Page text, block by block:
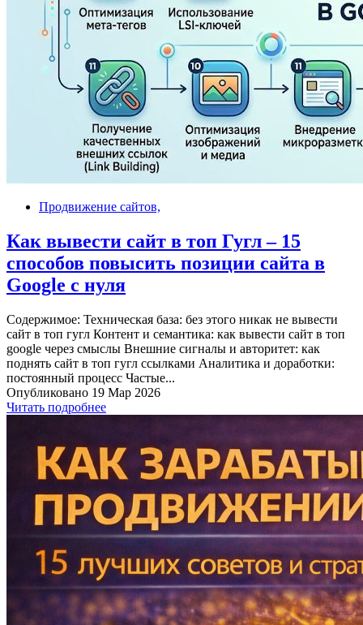
Продвижение сайтов,
Как вывести сайт в топ Гугл – 15
способов повысить позиции сайта в
Google с нуля
Содержимое: Техническая база: без этого никак не вывести
сайт в топ гугл Контент и семантика: как вывести сайт в топ
google через смыслы Внешние сигналы и авторитет: как
поднять сайт в топ гугл ссылками Аналитика и доработки:
постоянный процесс Частые...
Опубликовано 19 Мар 2026
Читать подробнее